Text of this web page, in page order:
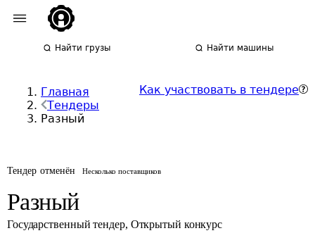
Найти грузы Найти машины
Главная
Тендеры
Разный
Как участвовать в тендере
Тендер отменён Несколько поставщиков
Разный
Государственный тендер, Открытый конкурс